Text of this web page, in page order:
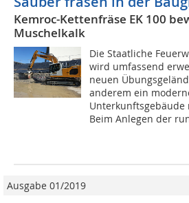
Kemroc-Kettenfräse EK 100
Muschelkalk
Die Staatliche
wird umfassend
neuen
anderem ein
Unterkunftsgebäude
Beim Anlegen der
Ausgabe 01/2019